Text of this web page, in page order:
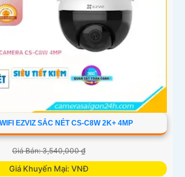
EZVIZ SẮC NÉT CS-C8W 2K+ 4MP
Giá Bán: 3,540,000 ₫
Giá Khuyến Mại: VNĐ